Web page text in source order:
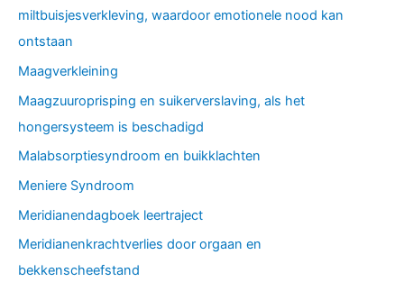
miltbuisjesverkleving, waardoor emotionele nood kan
ontstaan
Maagverkleining
Maagzuuroprisping en suikerverslaving, als het
hongersysteem is beschadigd
Malabsorptiesyndroom en buikklachten
Meniere Syndroom
Meridianendagboek leertraject
Meridianenkrachtverlies door orgaan en
bekkenscheefstand